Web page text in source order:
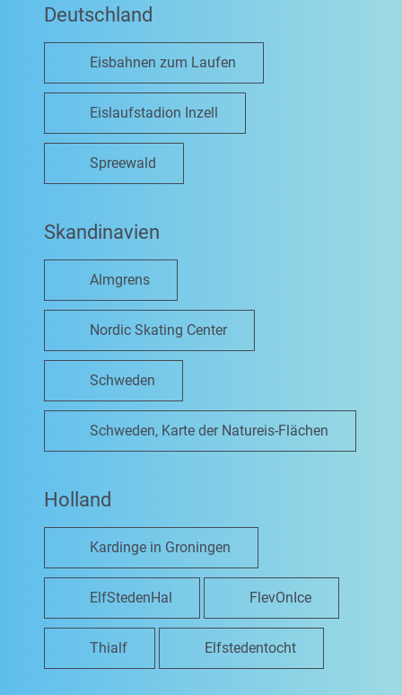
Deutschland
Eisbahnen zum Laufen
Eislaufstadion Inzell
Spreewald
Skandinavien
Almgrens
Nordic Skating Center
Schweden
Schweden, Karte der Natureis-Flächen
Holland
Kardinge in Groningen
ElfStedenHal FlevOnIce
Thialf Elfstedentocht